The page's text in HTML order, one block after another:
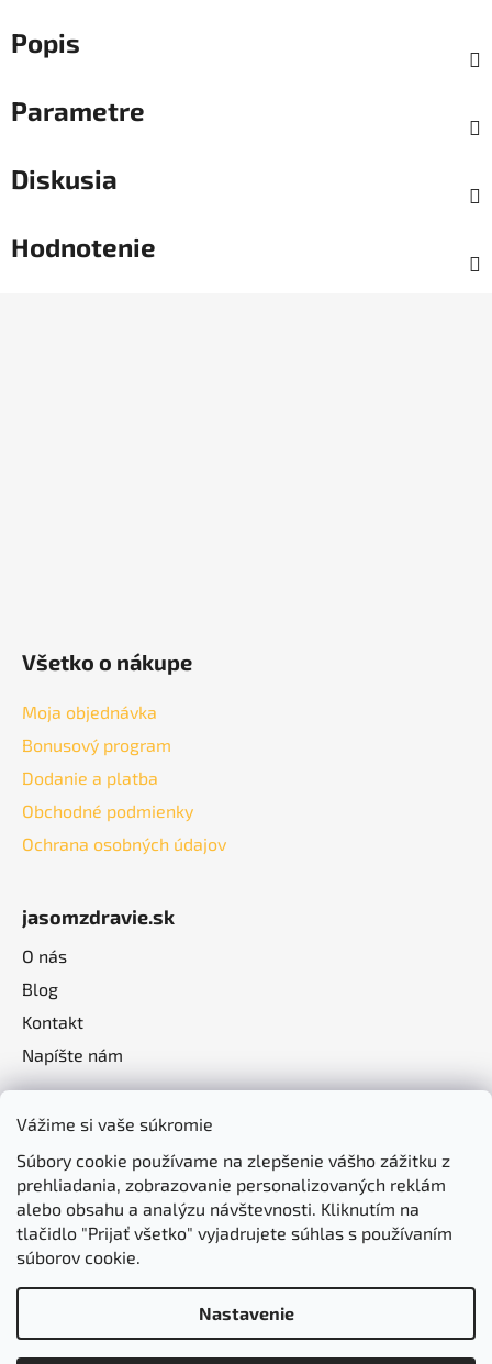
Vážime si vaše súkromie
Súbory cookie používame na zlepšenie vášho zážitku z
prehliadania, zobrazovanie personalizovaných reklám
alebo obsahu a analýzu návštevnosti. Kliknutím na
tlačidlo "Prijať všetko" vyjadrujete súhlas s používaním
súborov cookie.
Nastavenie
Popis
Parametre
Diskusia
Hodnotenie
Všetko o nákupe
Moja objednávka
Bonusový program
Dodanie a platba
Obchodné podmienky
Ochrana osobných údajov
jasomzdravie.sk
O nás
Blog
Kontakt
Napíšte nám